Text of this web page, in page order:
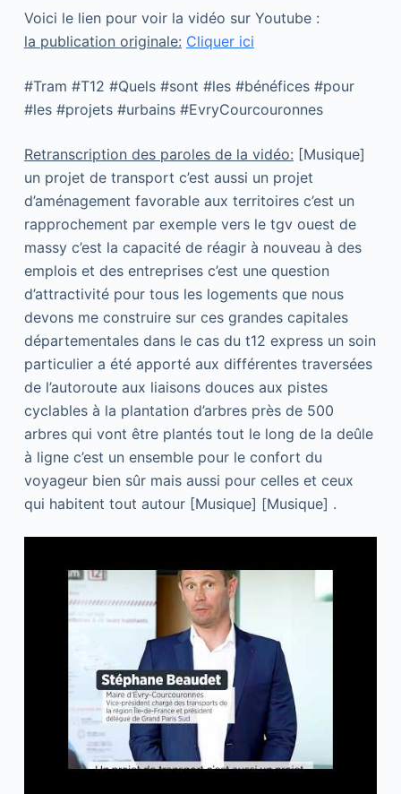
Voici le lien pour voir la vidéo sur Youtube :
la publication originale: Cliquer ici
#Tram #T12 #Quels #sont #les #bénéfices #pour
#les #projets #urbains #EvryCourcouronnes
Retranscription des paroles de la vidéo: [Musique]
un projet de transport c’est aussi un projet
d’aménagement favorable aux territoires c’est un
rapprochement par exemple vers le tgv ouest de
massy c’est la capacité de réagir à nouveau à des
emplois et des entreprises c’est une question
d’attractivité pour tous les logements que nous
devons me construire sur ces grandes capitales
départementales dans le cas du t12 express un soin
particulier a été apporté aux différentes traversées
de l’autoroute aux liaisons douces aux pistes
cyclables à la plantation d’arbres près de 500
arbres qui vont être plantés tout le long de la deûle
à ligne c’est un ensemble pour le confort du
voyageur bien sûr mais aussi pour celles et ceux
qui habitent tout autour [Musique] [Musique] .